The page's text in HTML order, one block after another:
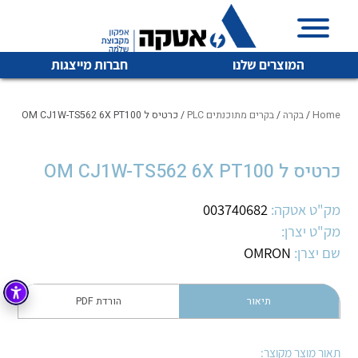
המוצרים שלנו חברות מייצגות
איכות | שרות | זמינות
והפצה של מוצרי
מיתוג, בקרה , ואינסטלציה חשמלית ופעילה ב7 תחומים:
חשמל
רובוטיקה ואוטומציה תעשייתית
Home
/בקרה /בקרים מתוכנתים PLC / כרטיס ל OM CJ1W-TS562 6X PT100
כרטיס ל OM CJ1W-TS562 6X PT100
מק"ט אטקה: 003740682
מק"ט יצרן:
שם יצרן: OMRON
תיאור הורדת PDF
תאור מוצר מקוצר: